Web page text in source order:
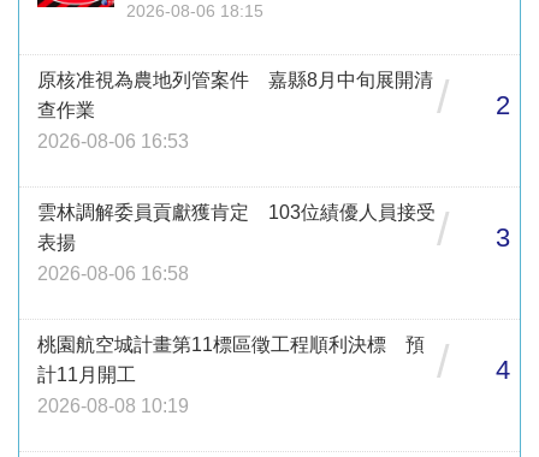
2026-08-06 18:15
原核准視為農地列管案件 嘉縣8月中旬展開清
查作業
2026-08-06 16:53
/ 2
雲林調解委員貢獻獲肯定 103位績優人員接受
表揚
2026-08-06 16:58
/ 3
桃園航空城計畫第11標區徵工程順利決標 預
計11月開工
2026-08-08 10:19
/ 4